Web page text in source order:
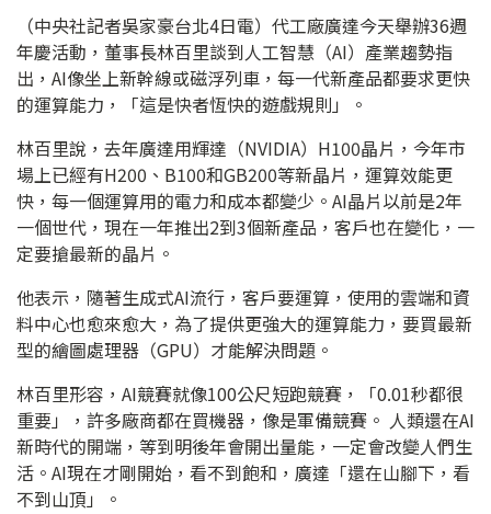
（中央社記者吳家豪台北4日電）代工廠廣達今天舉辦36週
年慶活動，董事長林百里談到人工智慧（AI）產業趨勢指
出，AI像坐上新幹線或磁浮列車，每一代新產品都要求更快
的運算能力，「這是快者恆快的遊戲規則」。
林百里說，去年廣達用輝達（NVIDIA）H100晶片，今年市
場上已經有H200、B100和GB200等新晶片，運算效能更
快，每一個運算用的電力和成本都變少。AI晶片以前是2年
一個世代，現在一年推出2到3個新產品，客戶也在變化，一
定要搶最新的晶片。
他表示，隨著生成式AI流行，客戶要運算，使用的雲端和資
料中心也愈來愈大，為了提供更強大的運算能力，要買最新
型的繪圖處理器（GPU）才能解決問題。
林百里形容，AI競賽就像100公尺短跑競賽，「0.01秒都很
重要」，許多廠商都在買機器，像是軍備競賽。 人類還在AI
新時代的開端，等到明後年會開出量能，一定會改變人們生
活。AI現在才剛開始，看不到飽和，廣達「還在山腳下，看
不到山頂」。